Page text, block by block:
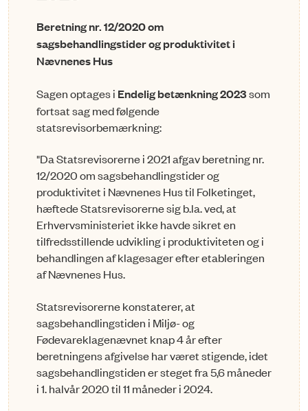
Beretning nr. 12/2020 om
sagsbehandlingstider og produktivitet i
Nævnenes Hus
Sagen optages i Endelig betænkning 2023som
fortsat sag med følgende
statsrevisorbemærkning:
"Da Statsrevisorerne i 2021 afgav beretning nr.
12/2020 om sagsbehandlingstider og
produktivitet i Nævnenes Hus til Folketinget,
hæftede Statsrevisorerne sig b.la. ved, at
Erhvervsministeriet ikke havde sikret en
tilfredsstillende udvikling i produktiviteten og i
behandlingen af klagesager efter etableringen
af Nævnenes Hus.
Statsrevisorerne konstaterer, at
sagsbehandlingstiden i Miljø- og
Fødevareklagenævnet knap 4 år efter
beretningens afgivelse har været stigende, idet
sagsbehandlingstiden er steget fra 5,6 måneder
i 1. halvår 2020 til 11 måneder i 2024.